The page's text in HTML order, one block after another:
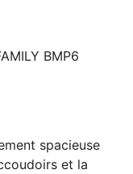
BMP6
spacieuse
et la